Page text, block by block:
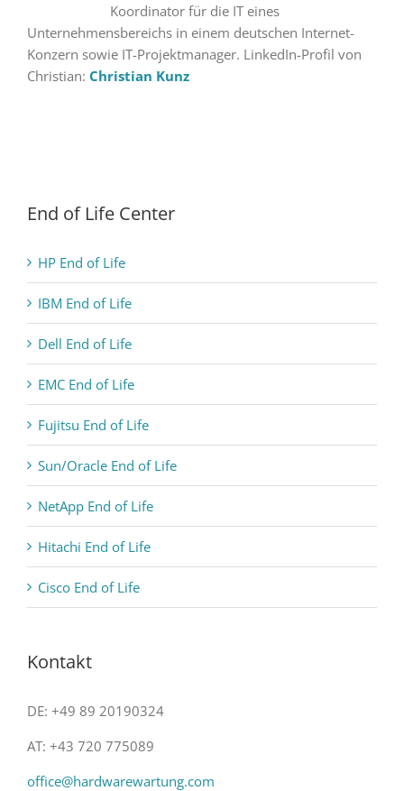
Koordinator für die IT eines
Unternehmensbereichs in einem deutschen Internet-
Konzern sowie IT-Projektmanager. LinkedIn-Profil von
Christian: Christian Kunz
End of Life Center
HP End of Life
IBM End of Life
Dell End of Life
EMC End of Life
Fujitsu End of Life
Sun/Oracle End of Life
NetApp End of Life
Hitachi End of Life
Cisco End of Life
Kontakt
DE: +49 89 20190324
AT: +43 720 775089
office@hardwarewartung.com